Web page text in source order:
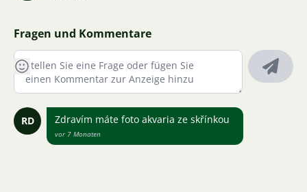
Fragen und Kommentare
RD Zdravím máte foto akvaria ze skřínkou
vor 7 Monaten